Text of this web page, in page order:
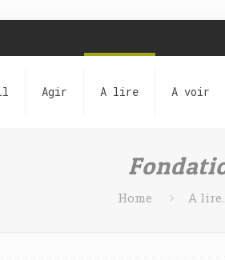
Agir A lire A voir
Home A